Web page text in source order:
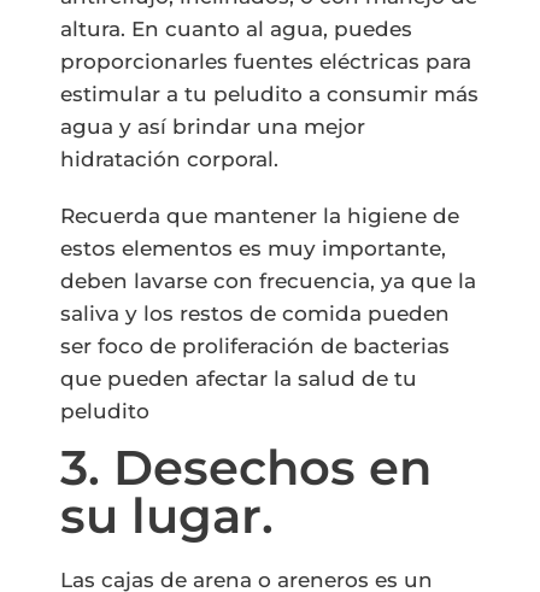
altura. En cuanto al agua, puedes
proporcionarles fuentes eléctricas para
estimular a tu peludito a consumir más
agua y así brindar una mejor
hidratación corporal.
Recuerda que mantener la higiene de
estos elementos es muy importante,
deben lavarse con frecuencia, ya que la
saliva y los restos de comida pueden
ser foco de proliferación de bacterias
que pueden afectar la salud de tu
peludito
3. Desechos en
su lugar.
Las cajas de arena o areneros es un